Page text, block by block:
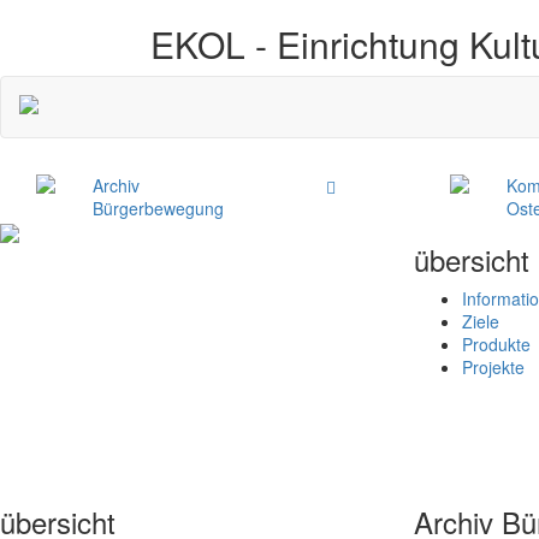
EKOL - Einrichtung
Archiv
Bürgerbewegung
übersicht
Ziele
Produkte
Projekte
übersicht Archiv